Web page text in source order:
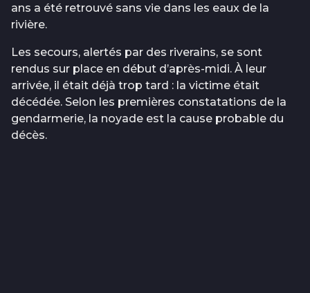
ans a été retrouvé sans vie dans les eaux de la
rivière.
Les secours, alertés par des riverains, se sont
rendus sur place en début d’après-midi. À leur
arrivée, il était déjà trop tard : la victime était
décédée. Selon les premières constatations de la
gendarmerie, la noyade est la cause probable du
décès.